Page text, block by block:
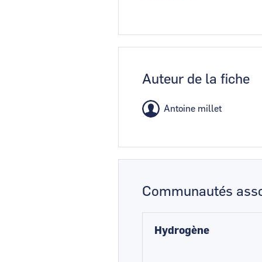
Auteur de la fiche
Antoine millet
Communautés
Hydrogène